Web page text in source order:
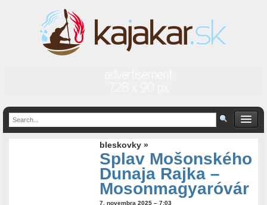
bleskovky »
Splav Mošonského
Dunaja Rajka –
Mosonmagyaróvár
7. novembra 2025 – 7:03